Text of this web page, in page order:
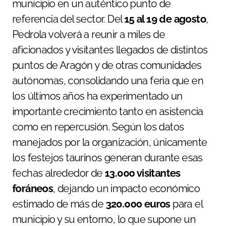
municipio en un auténtico punto de
referencia del sector. Del15 al 19 de agosto,
Pedrola volverá a reunir a miles de
aficionados y visitantes llegados de distintos
puntos de Aragón y de otras comunidades
autónomas, consolidando una feria que en
los últimos años ha experimentado un
importante crecimiento tanto en asistencia
como en repercusión. Según los datos
manejados por la organización, únicamente
los festejos taurinos generan durante esas
fechas alrededor de13.000 visitantes
foráneos, dejando un impacto económico
estimado de más de 320.000 eurospara el
municipio y su entorno, lo que supone un